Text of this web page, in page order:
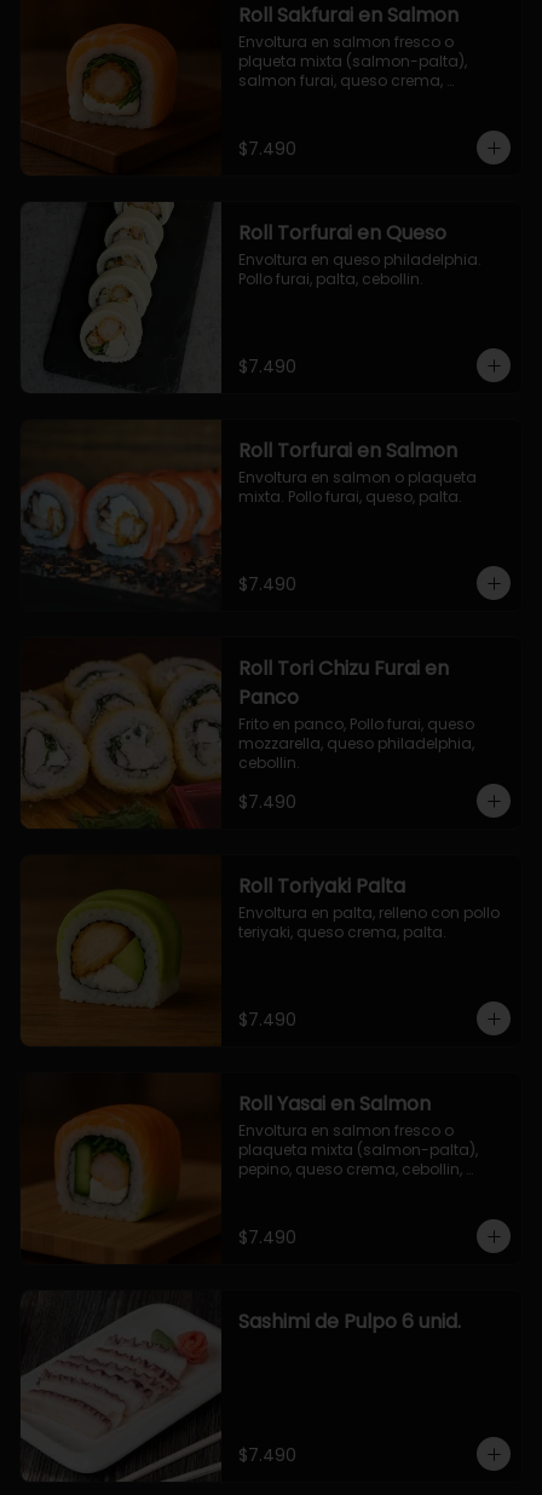
Roll Sakfurai en Salmon
Envoltura en salmon fresco o
plqueta mixta (salmon-palta),
salmon furai, queso crema,
$7.490
Roll Torfurai en Queso
Envoltura en queso philadelphia.
Pollo furai, palta, cebollin.
$7.490
Roll Torfurai en Salmon
Envoltura en salmon o plaqueta
mixta. Pollo furai, queso, palta.
$7.490
Roll Tori Chizu Furai en
Panco
Frito en panco, Pollo furai, queso
mozzarella, queso philadelphia,
cebollin.
$7.490
Roll Toriyaki Palta
Envoltura en palta, relleno con pollo
teriyaki, queso crema, palta.
$7.490
Roll Yasai en Salmon
Envoltura en salmon fresco o
plaqueta mixta (salmon-palta),
pepino, queso crema, cebollin,
$7.490
Sashimi de Pulpo 6 unid.
$7.490